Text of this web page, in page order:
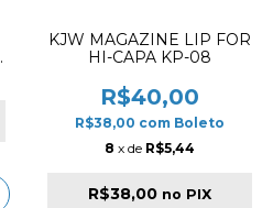
KJW MAGAZINE LIP FOR
HI-CAPA KP-08
R$40,00
R$38,00 com Boleto
8 x de R$5,44
R$38,00 no PIX